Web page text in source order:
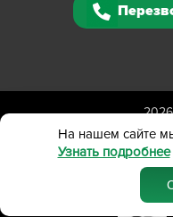
Политика
Вся
в ознакомительных
На нашем сайте
Узнать подробнее